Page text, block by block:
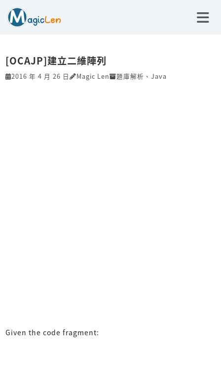
[OCAJP]建立二維陣列
2016 年 4 月 26 日 Magic Len 題庫解析 、 Java
Given the code fragment: